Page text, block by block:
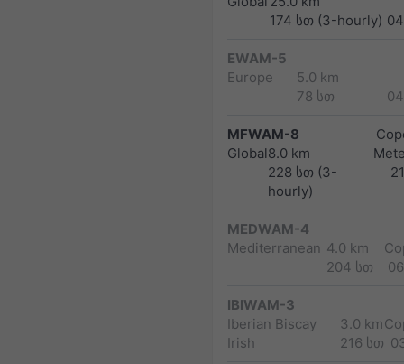
174 სთ (3-hourly)
EWAM-5
Europe
5.0 km
78 სთ
MFWAM-8
Global8.0 km
228 სთ (3-
hourly)
MEDWAM-4
Mediterranean 4.0 km
204 სთ
IBIWAM-3
Iberian Biscay
Irish
3.0 km
216 სთ